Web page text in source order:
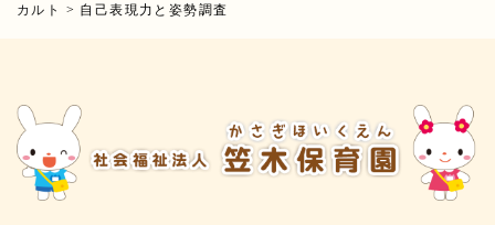
カルト
> 自己表現力と姿勢調査